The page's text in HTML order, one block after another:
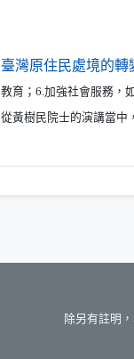
臺灣原住民處境的轉
教育；6.加強社會服務，
從黃樹民院士的演講當中
除另有註明